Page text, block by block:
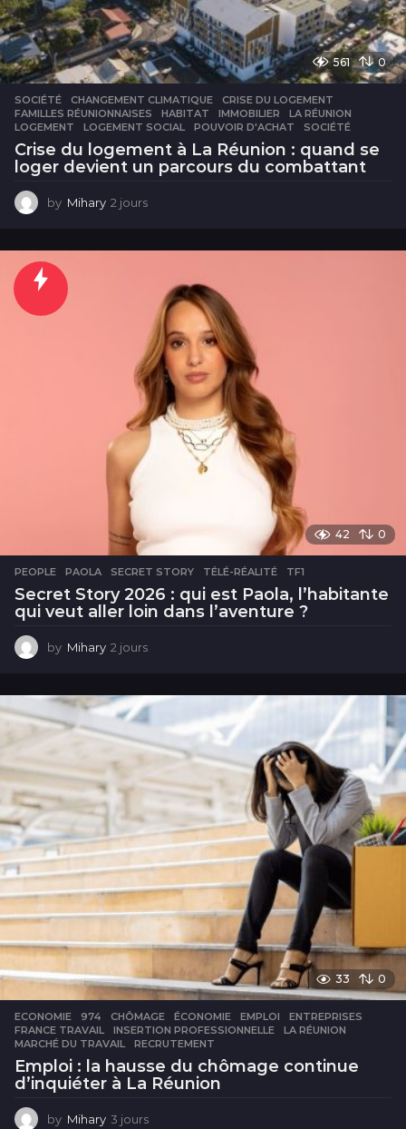
561 0
SOCIÉTÉ CHANGEMENT CLIMATIQUE ,CRISE DU LOGEMENT
FAMILLES RÉUNIONNAISES
,HABITAT ,IMMOBILIER ,LA RÉUNION
LOGEMENT
,LOGEMENT SOCIAL ,POUVOIR D'ACHAT ,SOCIÉTÉ
Crise du logement à La Réunion : quand se
loger devient un parcours du combattant
by Mihary 2 jours
u
42 0
PEOPLE PAOLA ,SECRET STORY ,TÉLÉ-RÉALITÉ ,TF1
Secret Story 2026 : qui est Paola, l’habitante
qui veut aller loin dans l’aventure ?
by Mihary 2 jours
u
33 0
ECONOMIE 974 ,CHÔMAGE ,ÉCONOMIE ,EMPLOI ,ENTREPRISES
FRANCE TRAVAIL
,INSERTION PROFESSIONNELLE ,LA RÉUNION
MARCHÉ DU TRAVAIL
,RECRUTEMENT
Emploi : la hausse du chômage continue
d’inquiéter à La Réunion
by Mihary 3 jours